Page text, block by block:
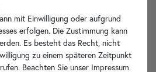
mit Einwilligung oder aufgrund
erfolgen. Die Zustimmung kann
Es besteht das Recht, nicht
zu einem späteren Zeitpunkt
Beachten Sie unser Impressum